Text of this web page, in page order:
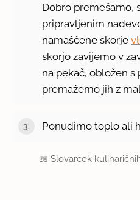
Dobro premešamo,
pripravljenim
namaščene skorje
skorjo zavijemo v
na pekač, obložen s
premažemo jih z
Ponudimo toplo ali
📖Slovarček